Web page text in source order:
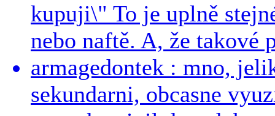
kupuji\" To je uplně
nebo naftě. A, že takové
armagedontek : mno,
sekundarni, obcasne